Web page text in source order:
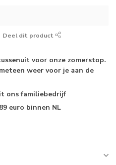
Deel dit product
voor onze zomerstop.
weer voor je aan de
ons familiebedrijf
euro binnen NL